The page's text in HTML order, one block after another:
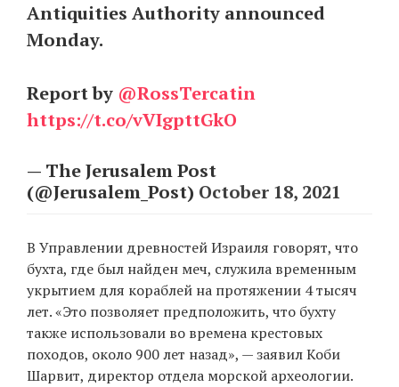
Antiquities Authority announced
Monday.
Report by @RossTercatin
https://t.co/vVIgpttGkO
— The Jerusalem Post
(@Jerusalem_Post) October 18, 2021
В Управлении древностей Израиля говорят, что
бухта, где был найден меч, служила временным
укрытием для кораблей на протяжении 4 тысяч
лет. «Это позволяет предположить, что бухту
также использовали во времена крестовых
походов, около 900 лет назад», — заявил Коби
Шарвит, директор отдела морской археологии.